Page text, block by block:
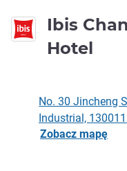
Ibis
Hotel
No. 30 Jincheng
Industrial,
Zobacz mapę